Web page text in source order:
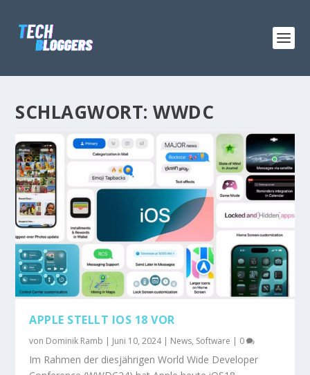
SCHLAGWORT:WWDC
APPLE STELLT IOS 18 VOR
von Dominik Ramb | Juni 10, 2024| News, Software | 0
Im Rahmen der diesjährigen World Wide Developer